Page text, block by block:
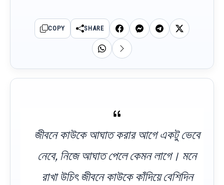
COPY SHARE
জীবনে কাউকে আঘাত করার আগে একটু ভেবে
নেবে, নিজে আঘাত পেলে কেমন লাগে। মনে
রাখা উচিৎ জীবনে কাউকে কাঁদিয়ে বেশিদিন